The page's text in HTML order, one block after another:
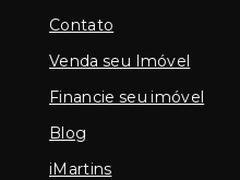
Contato
Venda seu Imóvel
Financie seu imóvel
Blog
iMartins